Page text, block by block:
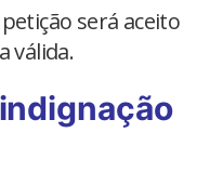
será aceito
válida.